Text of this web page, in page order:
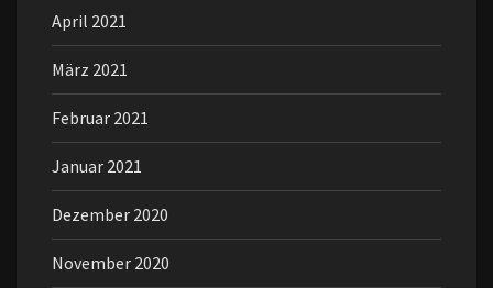
April 2021
März 2021
Februar 2021
Januar 2021
Dezember 2020
November 2020